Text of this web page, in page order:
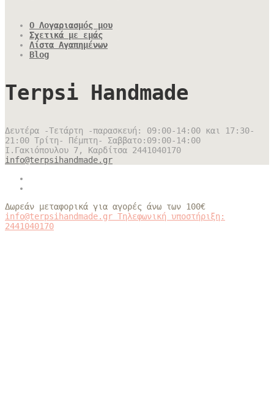
Ο Λογαριασμός μου
Σχετικά με εμάς
Λίστα Αγαπημένων
Blog
Terpsi Handmade
Δευτέρα -Τετάρτη -παρασκευή: 09:00-14:00 και 17:30-
21:00 Τρίτη- Πέμπτη- Σαββατο:09:00-14:00
Ι.Γακιόπουλου 7, Καρδίτσα 2441040170
info@terpsihandmade.gr
Δωρεάν μεταφορικά για αγορές άνω των 100€
info@terpsihandmade.gr Τηλεφωνική υποστήριξη:
2441040170